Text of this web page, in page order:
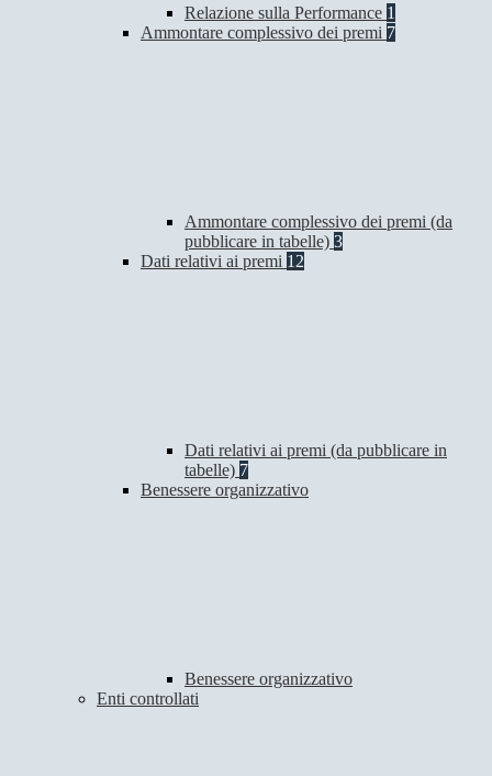
Relazione sulla Performance 1
Ammontare complessivo dei premi 7
Ammontare complessivo dei premi (da
pubblicare in tabelle) 3
Dati relativi ai premi 12
Dati relativi ai premi (da pubblicare in
tabelle) 7
Benessere organizzativo
Benessere organizzativo
Enti controllati